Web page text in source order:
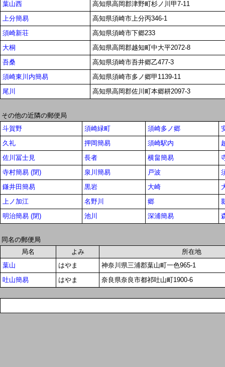
葉山西
高知県高岡郡津野町杉ノ川甲7-11
上分簡易
高知県須崎市上分丙346-1
須崎新荘
高知県須崎市下郷233
大桐
高知県高岡郡越知町中大平2072-8
吾桑
高知県須崎市吾井郷乙477-3
須崎東川内簡易
高知県須崎市多ノ郷甲1139-11
尾川
高知県高岡郡佐川町本郷耕2097-3
その他の近隣の郵便局
斗賀野
須崎緑町 須崎多ノ郷
久礼
押岡簡易 須崎駅内
佐川冨士見
長者 横畠簡易
寺村簡易 (閉)
泉川簡易 戸波
鎌井田簡易
黒岩 大崎
上ノ加江
名野川 郷
明治簡易 (閉)
池川 深浦簡易
同名の郵便局
局名
よみ
所在地
葉山
はやま
神奈川県三浦郡葉山町一色965-1
吐山簡易
はやま 奈良県奈良市都祁吐山町1900-6